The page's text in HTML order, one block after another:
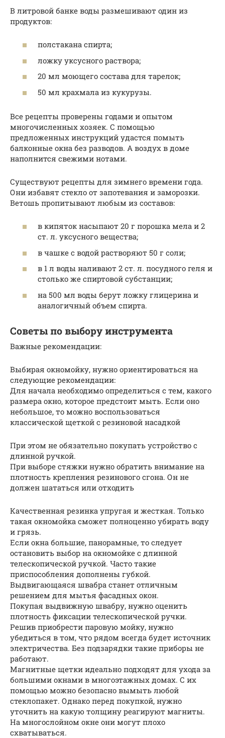
В литровой банке воды размешивают один из
продуктов:
полстакана спирта;
ложку уксусного раствора;
20 мл моющего состава для тарелок;
50 мл крахмала из кукурузы.
Все рецепты проверены годами и опытом
многочисленных хозяек. С помощью
предложенных инструкций удастся помыть
балконные окна без разводов. А воздух в доме
наполнится свежими нотами.
Существуют рецепты для зимнего времени года.
Они избавят стекло от запотевания и заморозки.
Ветошь пропитывают любым из составов:
в кипяток насыпают 20 г порошка мела и 2
ст. л. уксусного вещества;
в чашке с водой растворяют 50 г соли;
в 1 л воды наливают 2 ст. л. посудного геля и
столько же спиртовой субстанции;
на 500 мл воды берут ложку глицерина и
аналогичный объем спирта.
Советы по выбору инструмента
Важные рекомендации:
Выбирая окномойку, нужно ориентироваться на
следующие рекомендации:
Для начала необходимо определиться с тем, какого
размера окно, которое предстоит мыть. Если оно
небольшое, то можно воспользоваться
классической щеткой с резиновой насадкой
При этом не обязательно покупать устройство с
длинной ручкой.
При выборе стяжки нужно обратить внимание на
плотность крепления резинового сгона. Он не
должен шататься или отходить
Качественная резинка упругая и жесткая. Только
такая окномойка сможет полноценно убирать воду
и грязь.
Если окна большие, панорамные, то следует
остановить выбор на окномойке с длинной
телескопической ручкой. Часто такие
приспособления дополнены губкой.
Выдвигающаяся швабра станет отличным
решением для мытья фасадных окон.
Покупая выдвижную швабру, нужно оценить
плотность фиксации телескопической ручки.
Решив приобрести паровую мойку, нужно
убедиться в том, что рядом всегда будет источник
электричества. Без подзарядки такие приборы не
работают.
Магнитные щетки идеально подходят для ухода за
большими окнами в многоэтажных домах. С их
помощью можно безопасно вымыть любой
стеклопакет. Однако перед покупкой, нужно
уточнить на какую толщину реагируют магниты.
На многослойном окне они могут плохо
схватываться.